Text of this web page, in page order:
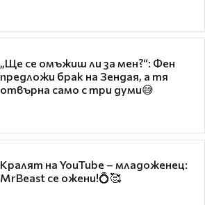
„Ще се омъжиш ли за мен?“: Фен
предложи брак на Зендая, а тя
отвърна само с три думи😅
Кралят на YouTube – младоженец:
MrBeast се ожени!💍🥰